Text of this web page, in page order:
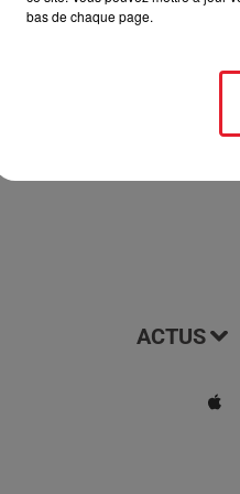
ACTUS
bas de chaque page.